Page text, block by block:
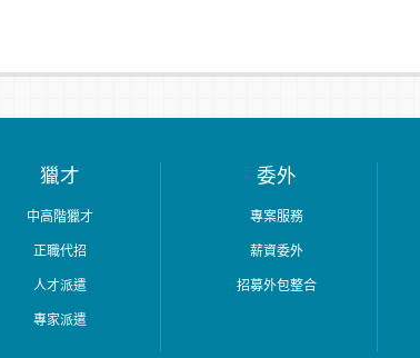
獵才
中高階獵才
正職代招
人才派遣
專家派遣
委外
專案服務
薪資委外
招募外包整合